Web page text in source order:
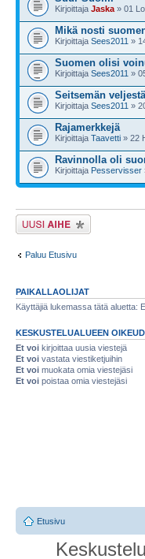
Kirjoittaja Jaska » 01
Mikä nosti
Kirjoittaja Sees2011 »
Suomen olisi
Kirjoittaja Sees2011 »
Seitsemän
Kirjoittaja Sees2011 »
Rajamerkkejä
Kirjoittaja Taavetti » 22
Ravinnolla oli
Kirjoittaja Pesservisser
Lähetä uusi viesti
Paluu Etusivu
PAIKALLAOLIJAT
Käyttäjiä lukemassa tätä aluetta:
KESKUSTELUALUEEN
Et voi kirjoittaa uusia viestejä
Et voi vastata viestiketjuihin
Et voi muokata omia viestejäsi
Et voi poistaa omia viestejäsi
Etusivu